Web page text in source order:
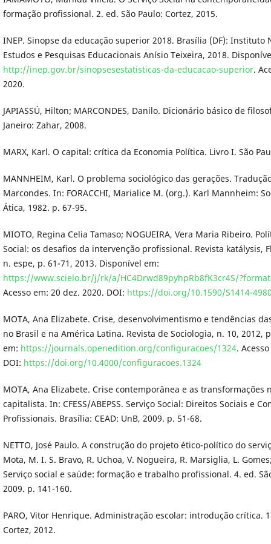
formação profissional. 2. ed. São Paulo: Cortez, 2015.
INEP. Sinopse da educação superior 2018. Brasília (DF): Instituto
Estudos e Pesquisas Educacionais Anísio Teixeira, 2018.
http://inep.gov.br/sinopsesestatisticas-da-educacao-superior.
2020.
JAPIASSÚ, Hilton; MARCONDES, Danilo. Dicionário básico de
Janeiro: Zahar, 2008.
MARX, Karl. O capital: crítica da Economia Política. Livro I. São
MANNHEIM, Karl. O problema sociológico das gerações.
Marcondes. In: FORACCHI, Marialice M. (org.). Karl Mannheim:
Ática, 1982. p. 67-95.
MIOTO, Regina Celia Tamaso; NOGUEIRA, Vera Maria Ribeiro.
Social: os desafios da intervenção profissional. Revista katálysis,
n. espe, p. 61-71, 2013. Disponível em:
https://www.scielo.br/j/rk/a/HC4Drwd89pyhpRb8fK3cr4S/
Acesso em: 20 dez. 2020. DOI: https://doi.org/10.1590/S1414-
MOTA, Ana Elizabete. Crise, desenvolvimentismo e tendências
no Brasil e na América Latina. Revista de Sociologia, n. 10, 2012,
em: https://journals.openedition.org/configuracoes/1324.
DOI: https://doi.org/10.4000/configuracoes.1324
MOTA, Ana Elizabete. Crise contemporânea e as transformações
capitalista. In: CFESS/ABEPSS. Serviço Social: Direitos Sociais e
Profissionais. Brasília: CEAD: UnB, 2009. p. 51-68.
NETTO, José Paulo. A construção do projeto ético-político do
Mota, M. I. S. Bravo, R. Uchoa, V. Nogueira, R. Marsiglia, L.
Serviço social e saúde: formação e trabalho profissional. 4. ed.
2009. p. 141-160.
PARO, Vitor Henrique. Administração escolar: introdução crítica.
Cortez, 2012.